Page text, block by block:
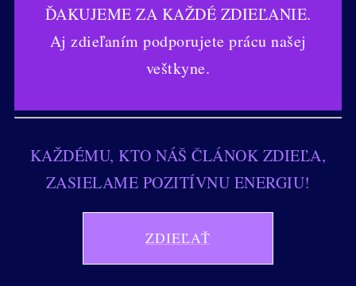
ĎAKUJEME ZA KAŽDÉ ZDIEĽANIE.
Aj zdieľaním podporujete prácu našej
veštkyne.
KAŽDÉMU, KTO NÁŠ ČLÁNOK ZDIEĽA,
ZASIELAME POZITÍVNU ENERGIU!
ZDIEĽAŤ